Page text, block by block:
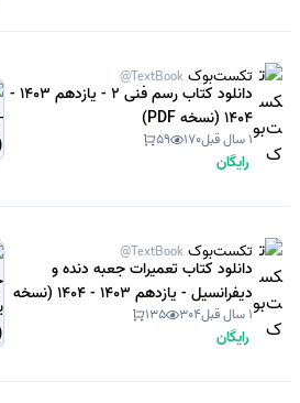
تکست‌بوک @TextBook
دانلود کتاب رسم فنی 2 - یازدهم 1403 -
1404 (نسخه PDF)
1 سال قبل 170
59
رایگان
تکست‌بوک @TextBook
دانلود کتاب تعمیرات جعبه دنده و
دیفرانسیل - یازدهم 1403 - 1404 (نسخه
PDF)1 سال قبل 304
135
رایگان